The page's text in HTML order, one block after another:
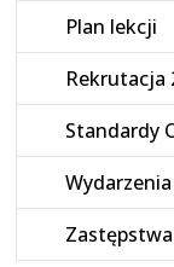
Plan lekcji
Rekrutacja
Standardy
Zastępstwa